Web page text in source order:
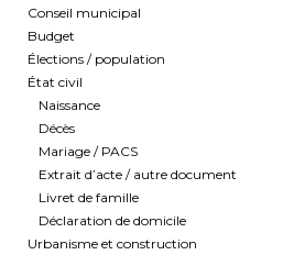
Conseil municipal
Budget
Élections / population
État civil
Naissance
Décès
Mariage / PACS
Extrait d’acte / autre document
Livret de famille
Déclaration de domicile
Urbanisme et construction